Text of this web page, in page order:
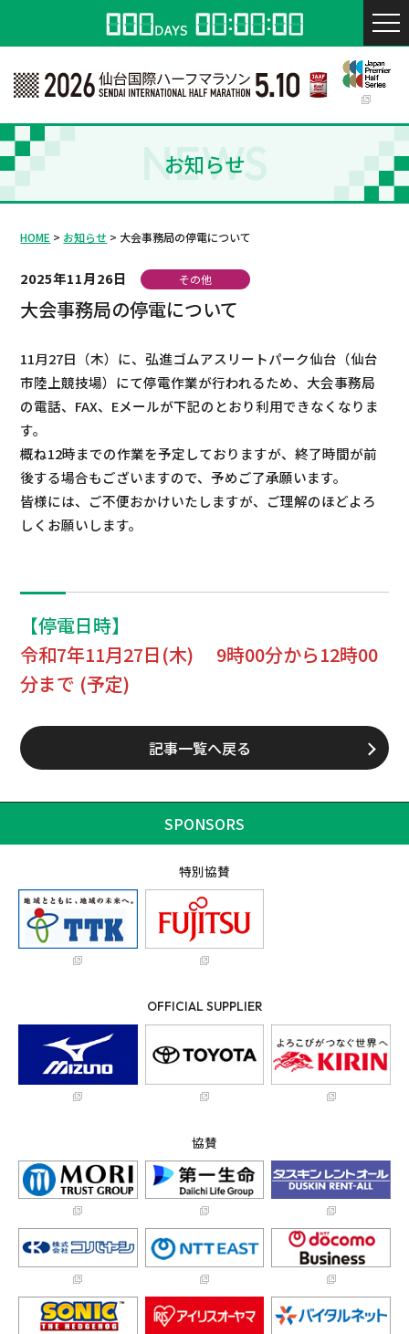
お知らせ
NEWS
HOME お知らせ 大会事務局の停電について
2025年11月26日 その他
大会事務局の停電について
11月27日（木）に、弘進ゴムアスリートパーク仙台（仙台
市陸上競技場）にて停電作業が行われるため、大会事務局
の電話、FAX、Eメールが下記のとおり利用できなくなりま
す。
概ね12時までの作業を予定しておりますが、終了時間が前
後する場合もございますので、予めご了承願います。
皆様には、ご不便おかけいたしますが、ご理解のほどよろ
しくお願いします。
【停電日時】
令和7年11月27日(木) 9時00分から12時00
分まで (予定)
記事一覧へ戻る
SPONSORS
特別協賛
OFFICIAL SUPPLIER
協賛